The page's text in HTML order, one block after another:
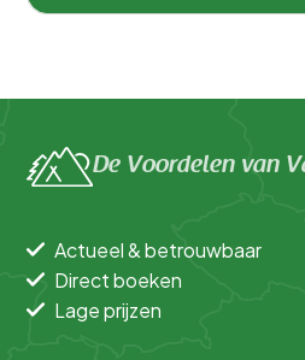
De Voordelen van
Actueel & betrouwbaar
Direct boeken
Lage prijzen